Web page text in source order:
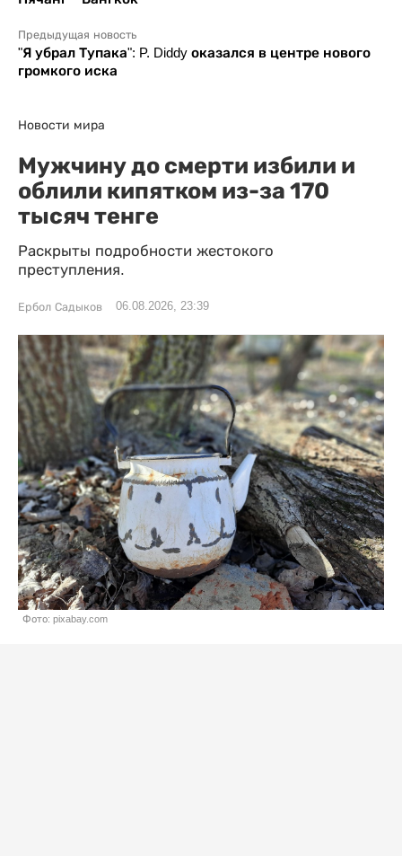
Предыдущая новость
"Я убрал Тупака": P. Diddy оказался в центре нового
громкого иска
Новости мира
Мужчину до смерти избили и
облили кипятком из-за 170
тысяч тенге
Раскрыты подробности жестокого
преступления.
Ербол Садыков 06.08.2026, 23:39
Фото: pixabay.com